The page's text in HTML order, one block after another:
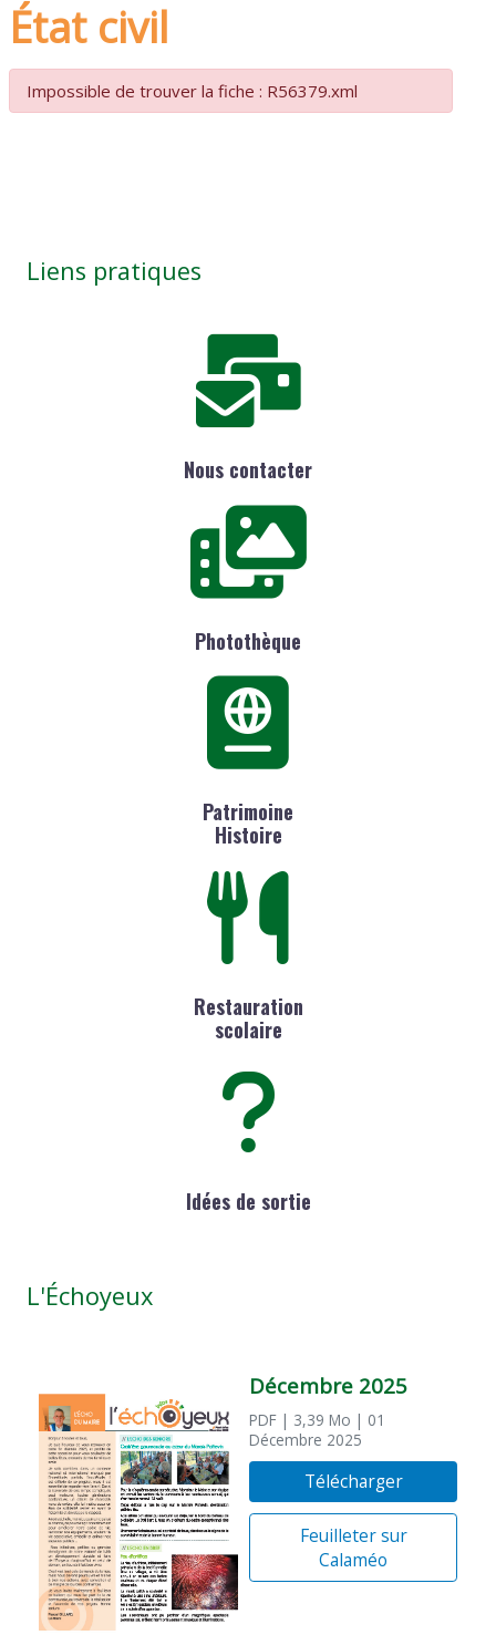
État civil
Impossible de trouver la fiche : R56379.xml
Liens pratiques
Nous contacter
Photothèque
Patrimoine
Histoire
Restauration
scolaire
Idées de sortie
L'Échoyeux
Décembre 2025
PDF | 3,39 Mo | 01
Décembre 2025
Télécharger
Feuilleter sur
Calaméo